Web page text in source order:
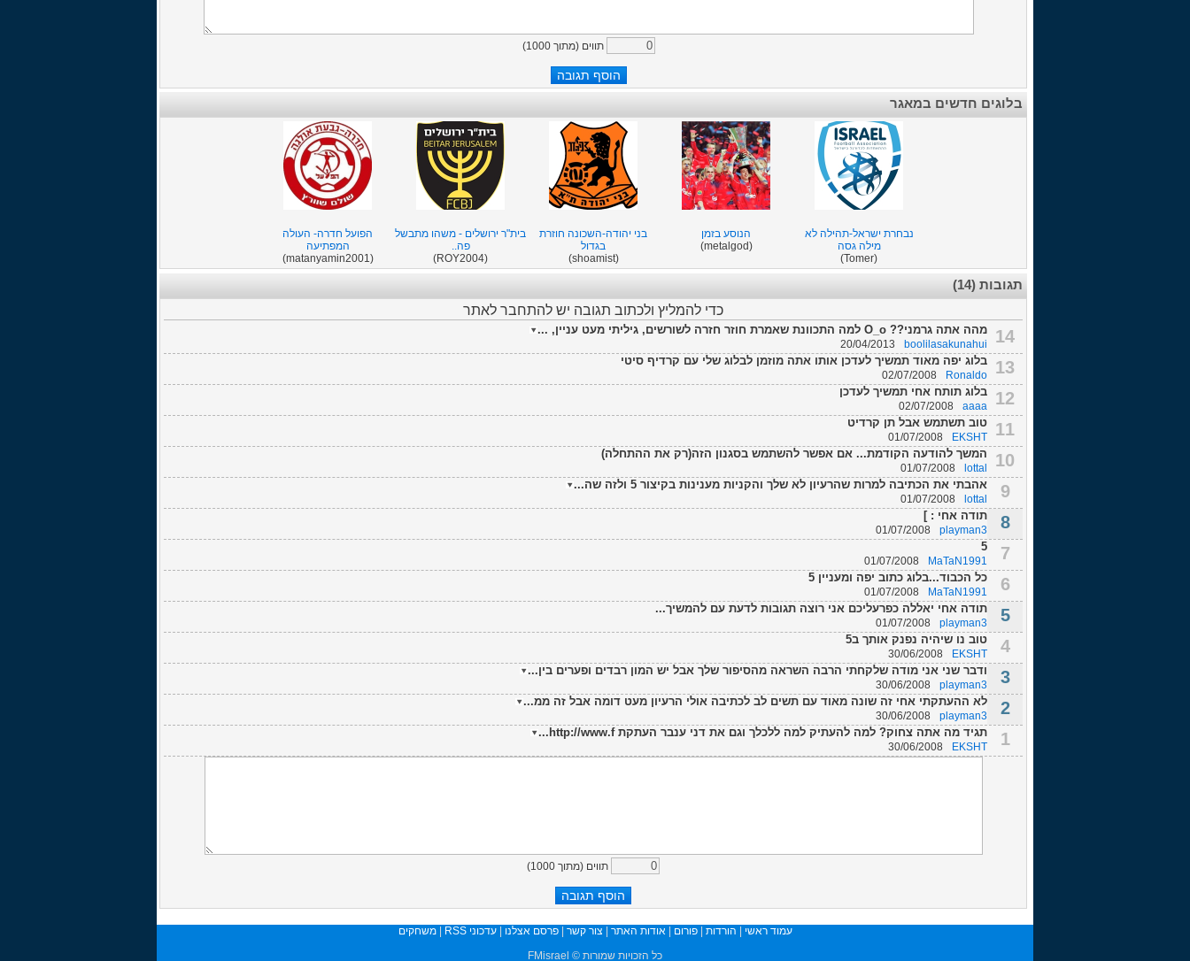
תווים (מתוך 1000
)
בלוגים חדשים במאגר
נבחרת ישראל-תהילה לא
מילה גסה
(Tomer)
הנוסע בזמן
(metalgod)
בני יהודה-השכונה חוזרת
בגדול
(shoamist)
בית"ר ירושלים - משהו מתבשל
פה..
(ROY2004)
הפועל חדרה- העולה
המפתיעה
(matanyamin2001)
תגובות (14)
כדי להמליץ ולכתוב תגובה יש להתחבר לאתר
14 מהה אתה גרמני?? O_o למה התכוונת שאמרת חוזר חזרה לשורשים, גיליתי מעט עניין, ...
boolilasakunahui
20/04/2013
13 בלוג יפה מאוד תמשיך לעדכן אותו אתה מוזמן לבלוג שלי עם קרדיף סיטי
Ronaldo
02/07/2008
12 בלוג תותח אחי תמשיך לעדכן
aaaa
02/07/2008
11 טוב תשתמש אבל תן קרדיט
EKSHT
01/07/2008
10 המשך להודעה הקודמת... אם אפשר להשתמש בסגנון הזה(רק את ההתחלה)
lottal
01/07/2008
9 אהבתי את הכתיבה למרות שהרעיון לא שלך והקניות מענינות בקיצור 5 ולזה שה...
lottal
01/07/2008
8 תודה אחי : ]
playman3
01/07/2008
7
5
MaTaN1991
01/07/2008
6 כל הכבוד...בלוג כתוב יפה ומעניין 5
MaTaN1991
01/07/2008
5 תודה אחי יאללה כפרעליכם אני רוצה תגובות לדעת עם להמשיך...
playman3
01/07/2008
4 טוב נו שיהיה נפנק אותך ב5
EKSHT
30/06/2008
3 ודבר שני אני מודה שלקחתי הרבה השראה מהסיפור שלך אבל יש המון רבדים ופערים בין...
playman3
30/06/2008
2 לא ההעתקתי אחי זה שונה מאוד עם תשים לב לכתיבה אולי הרעיון מעט דומה אבל זה ממ...
playman3
30/06/2008
1 תגיד מה אתה צחוק? למה להעתיק למה ללכלך וגם את דני ענבר העתקת http://www.f...
EKSHT
30/06/2008
תווים (מתוך 1000
)
עמוד ראשי הורדות |פורום |אודות האתר צור קשר |פרסם אצלנו |עדכוני RSS |משחקים
כל הזכויות שמורות © FMisrael